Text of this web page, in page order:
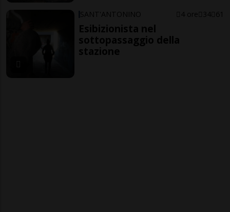
SANT'ANTONINO 4 ore 34 61
Esibizionista nel
sottopassaggio della
stazione